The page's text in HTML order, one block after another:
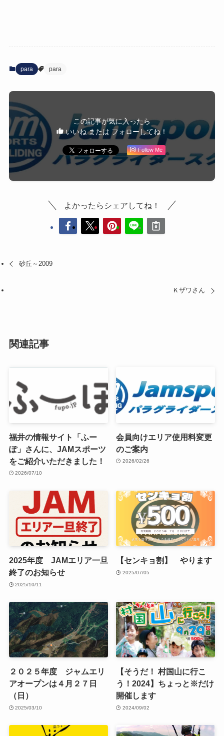
para para
この記事が気に入ったら
いいね または フォローしてね！
Follow Me
よかったらシェアしてね！
砂丘～2009
Ｋザワさん
関連記事
福井の情報サイト「ふー
ぽ」さんに、JAMスポーツ
をご紹介いただきました！
2026/07/10
会員向けエリア使用料変更
のご案内
2026/02/26
2025年度 JAMエリア一旦
終了のお知らせ
2025/10/11
【センキョ割】 やります
2025/07/05
２０２５年度 ジャムエリ
アオープンは４月２７日
（日）
2025/03/10
【そうだ！ 村国山に行こ
う！2024】ちょっと※だけ
開催します
2024/09/02